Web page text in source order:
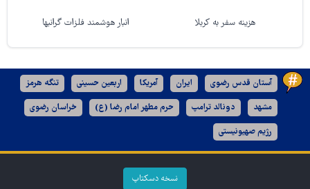
هزینه سفر به کربلا انبار هوشمند فلزات گرانبها
آستان قدس رضوی ایران آمریکا اربعین حسینی تنگه هرمز
مشهد دونالد ترامپ حرم مطهر امام رضا (ع) خراسان رضوی
رژیم صهیونیستی
نسخه دسکتاپ